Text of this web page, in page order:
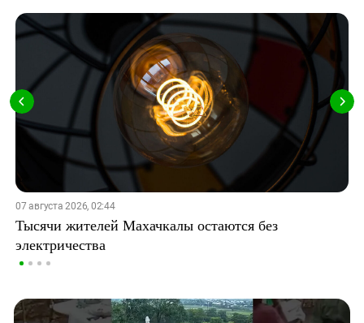
07 августа 2026, 02:44
Тысячи жителей Махачкалы остаются без
электричества